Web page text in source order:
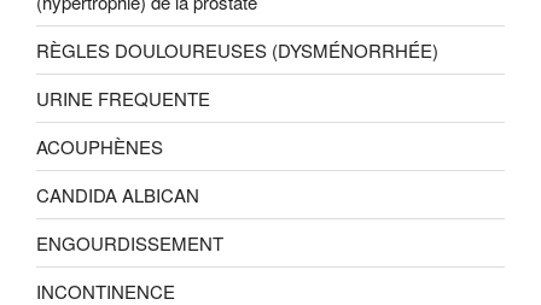
RÈGLES DOULOUREUSES (DYSMÉNORRHÉE)
URINE FREQUENTE
ACOUPHÈNES
CANDIDA ALBICAN
ENGOURDISSEMENT
INCONTINENCE